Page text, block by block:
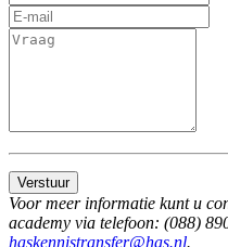
Verstuur
Voor meer informatie kunt u
academy via telefoon: (088)
haskennistransfer@has.nl.